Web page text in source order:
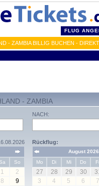
FLUG
- ZAMBIA BILLIG BUCHEN -
- ZAMBIA
Sa So
1
2
8
9
NACH:
Rückflug:
August 2026
Mo
Di Mi Do
27 28 29 30
3
4 5 6 7